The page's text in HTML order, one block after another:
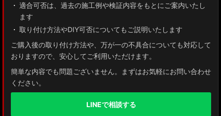
適合可否は、過去の施工例や検証内容をもとにご案内いたし
ます
取り付け方法やDIY可否についてもご説明いたします
ご購入後の取り付け方法や、万が一の不具合についても対応して
おりますので、安心してご利用いただけます。
簡単な内容でも問題ございません。まずはお気軽にお問い合わせ
ください。
LINEで相談する